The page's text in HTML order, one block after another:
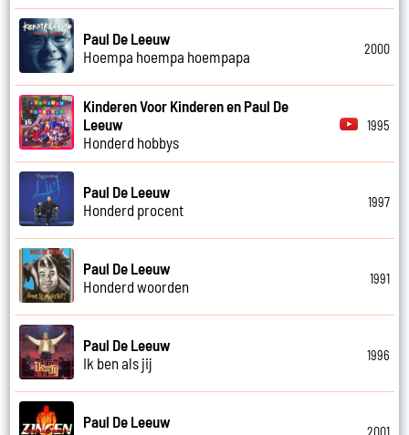
Paul De Leeuw
Hoempa hoempa hoempapa
2000
Kinderen Voor Kinderen en Paul De
Leeuw
Honderd hobbys
1995
Paul De Leeuw
Honderd procent
1997
Paul De Leeuw
Honderd woorden
1991
Paul De Leeuw
Ik ben als jij
1996
Paul De Leeuw
2001